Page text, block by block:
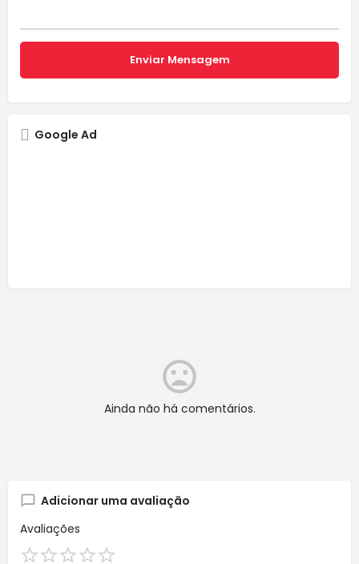
Google Ad
Ainda não há comentários.
Adicionar uma avaliação
Avaliações